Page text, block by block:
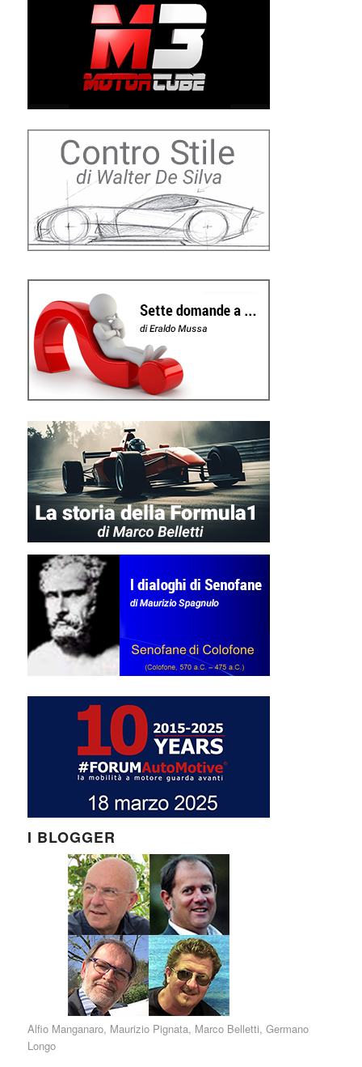
I BLOGGER
Alfio Manganaro, Maurizio Pignata, Marco Belletti, Germano
Longo